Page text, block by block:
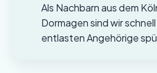
Als Nachbarn aus dem
Dormagen sind wir
entlasten Angehörige